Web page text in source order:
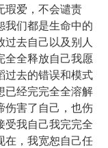
瑕爱，不会谴责
我们都是生命中的
过去自己以及别人
全全释放自己我愿
过去的错误和模式
已经完完全全溶解
伤害了自己，也伤
受我自己我完完全
在，我宽恕自己任